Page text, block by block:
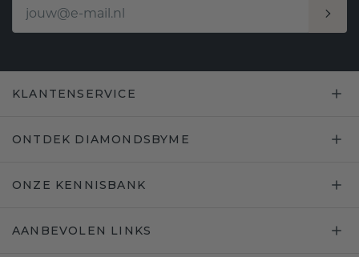
KLANTENSERVICE
ONTDEK DIAMONDSBYME
ONZE KENNISBANK
AANBEVOLEN LINKS